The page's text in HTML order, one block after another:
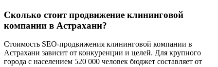
Сколько стоит продвижение клининговой
компании в Астрахани?
Стоимость SEO-продвижения клининговой компании в
Астрахани зависит от конкуренции и целей. Для крупного
города с населением 520 000 человек бюджет составляет от